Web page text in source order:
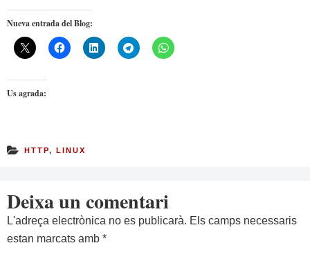
Nueva entrada del Blog:
Us agrada:
HTTP, LINUX
Deixa un comentari
L'adreça electrònica no es publicarà. Els camps necessaris
estan marcats amb *